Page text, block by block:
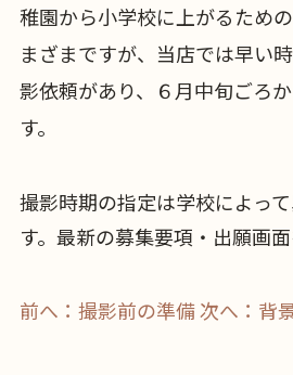
稚園から小学校に上がるため
まざまですが、当店では早い
影依頼があり、６月中旬ごろ
す。
撮影時期の指定は学校によっ
す。最新の募集要項・出願画
前へ：撮影前の準備次へ：背